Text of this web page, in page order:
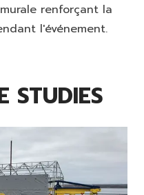
renforçant la
l'événement.
STUDIES